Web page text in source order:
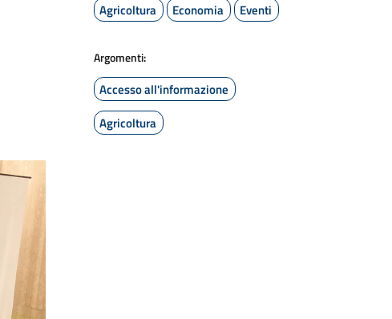
Agricoltura Economia Eventi
Argomenti:
Accesso all'informazione
Agricoltura